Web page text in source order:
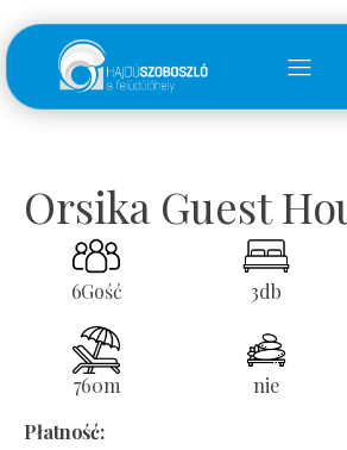
Orsika Guest
6Gość 3db
760m
nie
Płatność: